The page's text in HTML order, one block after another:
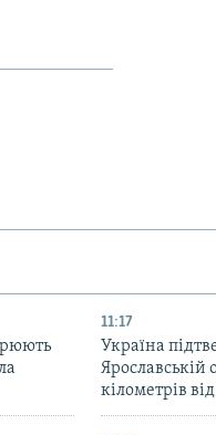
11:17
Україна
Ярославській
кілометрів